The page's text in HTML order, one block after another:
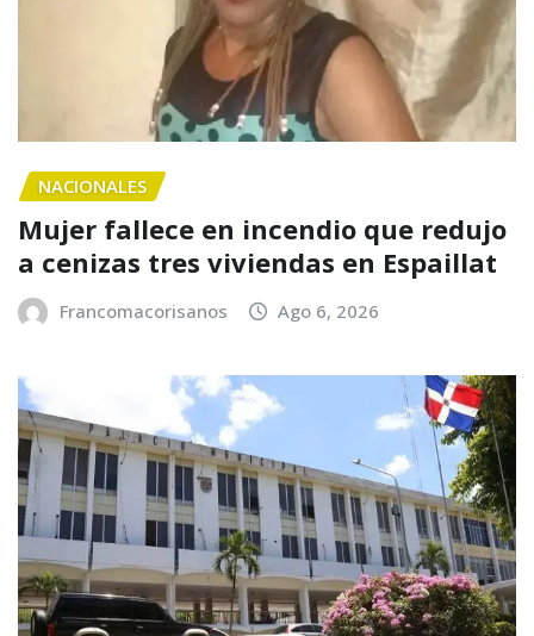
NACIONALES
Mujer fallece en incendio que redujo
a cenizas tres viviendas en Espaillat
Francomacorisanos Ago 6, 2026